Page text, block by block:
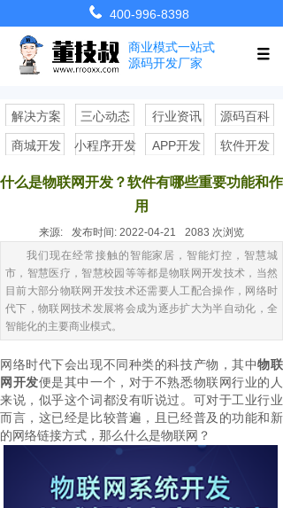
400-996-8398
商业模式一站式
源码开发厂家
解决方案 行业资讯
三心动态 源码百科
小程序开发 APP开发 软件开发
商城开发
什么是物联网开发？软件有哪些重要功能和作
用
来源: 发布时间: 2022-04-21 2083 次浏览
我们现在经常接触的智能家居，智能灯控，智慧城
市，智慧医疗，智慧校园等等都是物联网开发技术，当然
目前大部分物联网开发技术还需要人工配合操作，网络时
代下，物联网技术发展将会成为逐步扩大为半自动化，全
智能化的主要商业模式。
网络时代下会出现不同种类的科技产物，其中物联
网开发便是其中一个，对于不熟悉物联网行业的人
来说，似乎这个词都没有听说过。可对于工业行业
而言，这已经是比较普遍，且已经普及的功能和新
的网络链接方式，那么什么是物联网？